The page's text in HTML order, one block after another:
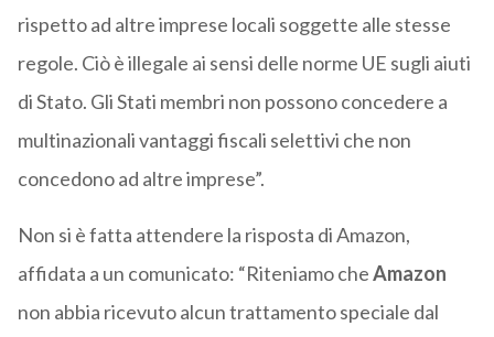
rispetto ad altre imprese locali soggette alle stesse
regole. Ciò è illegale ai sensi delle norme UE sugli aiuti
di Stato. Gli Stati membri non possono concedere a
multinazionali vantaggi fiscali selettivi che non
concedono ad altre imprese”.
Non si è fatta attendere la risposta di Amazon,
affidata a un comunicato: “Riteniamo cheAmazon
non abbia ricevuto alcun trattamento speciale dal